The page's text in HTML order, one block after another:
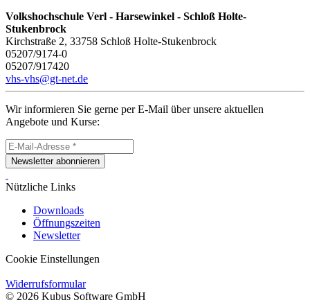
Volkshochschule Verl - Harsewinkel - Schloß Holte-
Stukenbrock
Kirchstraße 2, 33758 Schloß Holte-Stukenbrock
05207/9174-0
05207/917420
vhs-vhs@gt-net.de
Wir informieren Sie gerne per E-Mail über unsere aktuellen
Angebote und Kurse:
Newsletter abonnieren
Nützliche Links
Downloads
Öffnungszeiten
Newsletter
Cookie Einstellungen
Widerrufsformular
© 2026 Kubus Software GmbH